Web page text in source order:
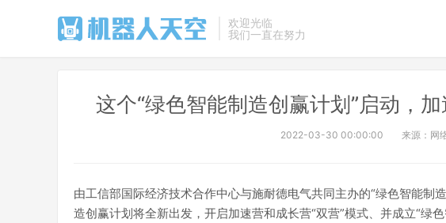
欢迎光临
我们一直在努力
这个“绿色智能制造创赢计划”启动，
2022-03-30 00:00:00 来源：网
由工信部国际经济技术合作中心与施耐德电气共同主办的“绿色智能制
造创赢计划将全新出发，开启加速营和成长营“双营”模式、并成立“绿